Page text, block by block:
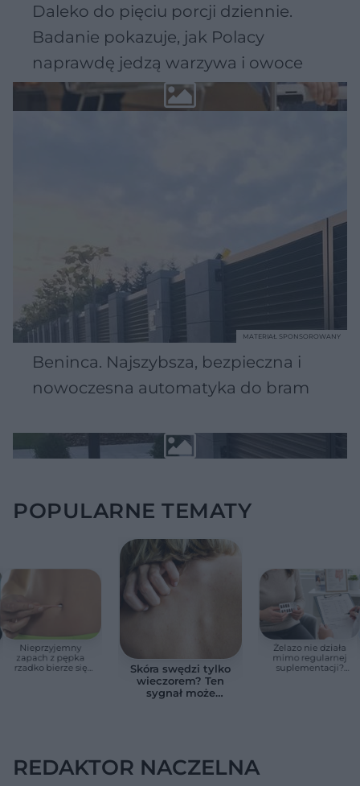
Daleko do pięciu porcji dziennie.
Badanie pokazuje, jak Polacy
naprawdę jedzą warzywa i owoce
Beninca. Najszybsza, bezpieczna i
nowoczesna automatyka do bram
MATERIAŁ SPONSOROWANY
POPULARNE TEMATY
Nieprzyjemny
zapach z pępka
rzadko bierze się
Skóra swędzi tylko
wieczorem? Ten
sygnał może
Żelazo nie działa
mimo regularnej
suplementacji?
REDAKTOR NACZELNA